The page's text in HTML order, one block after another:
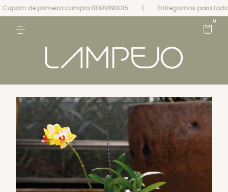
de primeira compra BEMVINDO15 | Entregamos para todo o
0